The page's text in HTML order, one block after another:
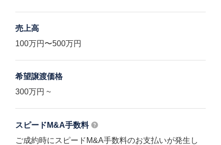
売上高
100万円〜500万円
希望譲渡価格
300万円 ~
スピードM&A手数料
ご成約時にスピードM&A手数料のお支払いが発生し